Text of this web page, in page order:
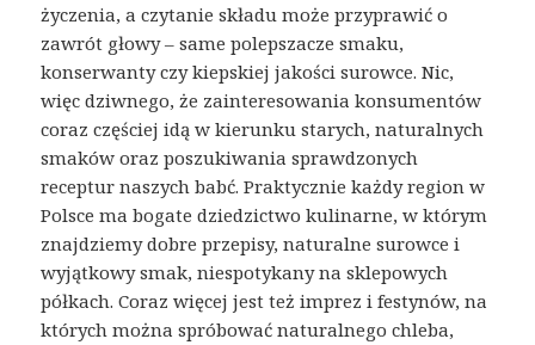
życzenia, a czytanie składu może przyprawić o
zawrót głowy – same polepszacze smaku,
konserwanty czy kiepskiej jakości surowce. Nic,
więc dziwnego, że zainteresowania konsumentów
coraz częściej idą w kierunku starych, naturalnych
smaków oraz poszukiwania sprawdzonych
receptur naszych babć. Praktycznie każdy region w
Polsce ma bogate dziedzictwo kulinarne, w którym
znajdziemy dobre przepisy, naturalne surowce i
wyjątkowy smak, niespotykany na sklepowych
półkach. Coraz więcej jest też imprez i festynów, na
których można spróbować naturalnego chleba,